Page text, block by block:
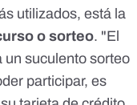
utilizados, está la
o sorteo. "El
un suculento sorteo
participar, es